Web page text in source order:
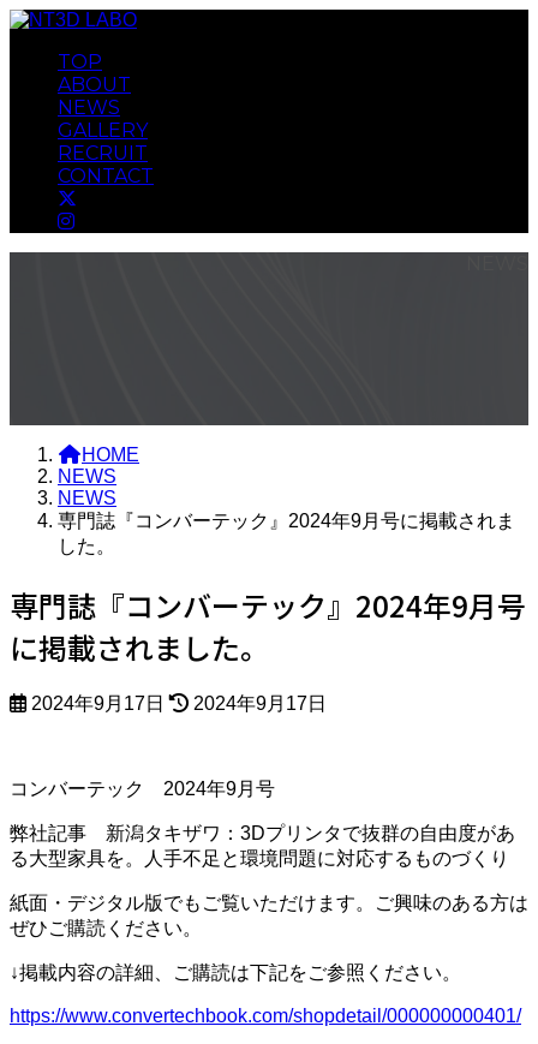
コ
ナ
TOP
ABOUT
NEWS
GALLERY
RECRUIT
CONTACT
HOME
NEWS
NEWS
専門誌『コンバーテック』2024年9月号に掲載されま
した。
専門誌『コンバーテック』2024年9月号
に掲載されました。
2024年9月17日
最
新
時
:
2024年9月17日
コンバーテック 2024年9月号
弊社記事 新潟タキザワ：3Dプリンタで抜群の自由度があ
る大型家具を。人手不足と環境問題に対応するものづくり
紙面・デジタル版でもご覧いただけます。ご興味のある方は
ぜひご購読ください。
↓掲載内容の詳細、ご購読は下記をご参照ください。
https://www.convertechbook.com/shopdetail/000000000401/